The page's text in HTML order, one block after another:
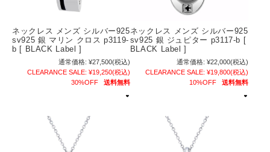
ネックレス メンズ シルバー925
sv925 銀 マリン クロス p3119-
b [ BLACK Label ]
通常価格: ¥27,500(税込)
CLEARANCE SALE: ¥19,250(税込)
30%OFF
送料無料
ネックレス メンズ シルバー925
sv925 銀 ジュピター p3117-b [
BLACK Label ]
通常価格: ¥22,000(税込)
CLEARANCE SALE: ¥19,800(税込)
10%OFF
送料無料